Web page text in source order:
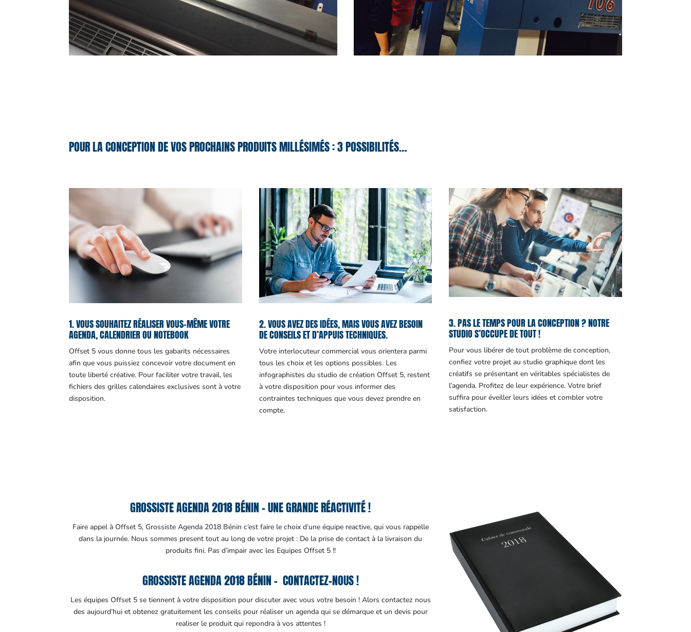
POUR LA CONCEPTION DE VOS PROCHAINS PRODUITS MILLÉSIMÉS : 3 POSSIBILITÉS…
1. VOUS SOUHAITEZ RÉALISER VOUS-MÊME VOTRE
AGENDA, CALENDRIER OU NOTEBOOK
Offset 5 vous donne tous les gabarits nécessaires
afin que vous puissiez concevoir votre document en
toute liberté créative. Pour faciliter votre travail, les
fichiers des grilles calendaires exclusives sont à votre
disposition.
2. VOUS AVEZ DES IDÉES, MAIS VOUS AVEZ BESOIN
DE CONSEILS ET D’APPUIS TECHNIQUES.
Votre interlocuteur commercial vous orientera parmi
tous les choix et les options possibles. Les
infographistes du studio de création Offset 5, restent
à votre disposition pour vous informer des
contraintes techniques que vous devez prendre en
compte.
3. PAS LE TEMPS POUR LA CONCEPTION ? NOTRE
STUDIO S’OCCUPE DE TOUT !
Pour vous libérer de tout problème de conception,
confiez votre projet au studio graphique dont les
créatifs se présentant en véritables spécialistes de
l’agenda. Profitez de leur expérience. Votre brief
suffira pour éveiller leurs idées et combler votre
satisfaction.
GROSSISTE AGENDA 2018 BÉNIN – UNE GRANDE RÉACTIVITÉ !
Faire appel à Offset 5, Grossiste Agenda 2018 Bénin c’est faire le choix d’une équipe reactive, qui vous rappelle
dans la journée. Nous sommes present tout au long de votre projet : De la prise de contact à la livraison du
produits fini. Pas d’impair avec les Equipes Offset 5 !!
GROSSISTE AGENDA 2018 BÉNIN – CONTACTEZ-NOUS !
Les équipes Offset 5 se tiennent à votre disposition pour discuter avec vous votre besoin ! Alors contactez nous
des aujourd’hui et obtenez gratuitement les conseils pour réaliser un agenda qui se démarque et un devis pour
realiser le produit qui repondra à vos attentes !